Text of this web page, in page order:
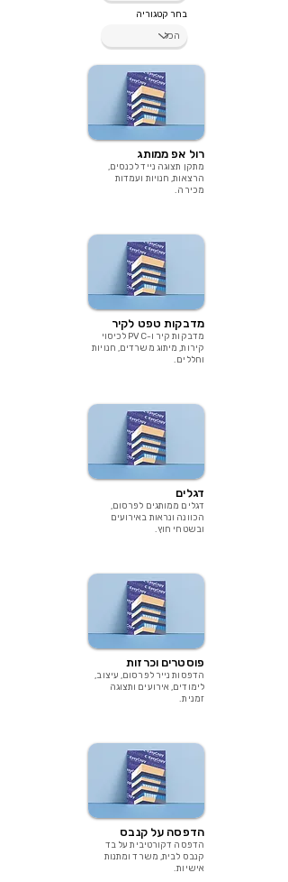
בחר קטגוריה
רול אפ ממותג
מתקן תצוגה נייד לכנסים,
הרצאות, חנויות ועמדות
מכירה.
מדבקות טפט לקיר
מדבקות קיר ו-PVC לכיסוי
קירות, מיתוג משרדים, חנויות
וחללים.
דגלים
דגלים ממותגים לפרסום,
הכוונה ונראות באירועים
ובשטחי חוץ.
פוסטרים וכרזות
הדפסות נייר לפרסום, עיצוב,
לימודים, אירועים ותצוגה
זמנית.
הדפסה על קנבס
הדפסה דקורטיבית על בד
קנבס לבית, משרד ומתנות
אישיות.